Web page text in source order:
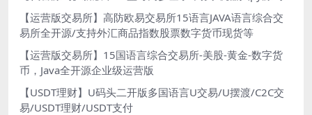
【运营版交易所】高防欧易交易所15语言JAVA语言综合交
易所全开源/支持外汇商品指数股票数字货币现货等
【运营版交易所】15国语言综合交易所-美股-黄金-数字货
币，Java全开源企业级运营版
【USDT理财】U码头二开版多国语言U交易/U摆渡/C2C交
易/USDT理财/USDT支付